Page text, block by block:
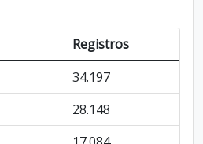
Registros
34.197
28.148